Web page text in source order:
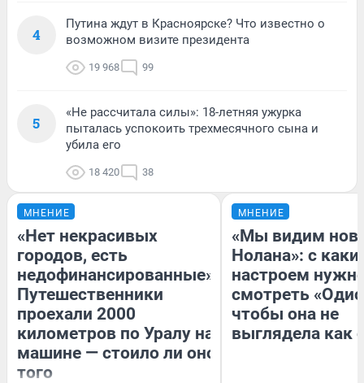
4
Путина ждут в Красноярске? Что известно о
возможном визите президента
19 968 99
5
«Не рассчитала силы»: 18-летняя ужурка
пыталась успокоить трехмесячного сына и
убила его
18 420 38
МНЕНИЕ
«Нет некрасивых
городов, есть
недофинансированные».
Путешественники
проехали 2000
километров по Уралу на
машине — стоило ли оно
того
МНЕНИЕ
«Мы видим
Нолана»: с
настроем
смотреть
чтобы она не
выглядела как